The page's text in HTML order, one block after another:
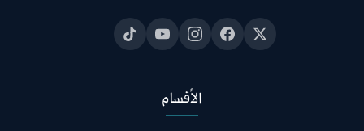
الأقسام